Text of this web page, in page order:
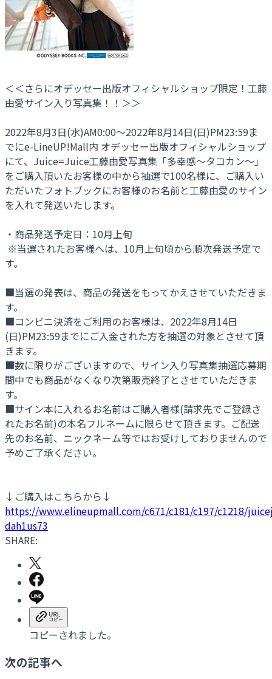
＜＜さらにオデッセー出版オフィシャルショップ限定！工藤
由愛サイン入り写真集！！＞＞
2022年8月3日(水)AM0:00～2022年8月14日(日)PM23:59ま
でにe-LineUP!Mall内 オデッセー出版オフィシャルショップ
にて、Juice=Juice工藤由愛写真集「多幸感～タコカン～」
をご購入頂いたお客様の中から抽選で100名様に、ご購入い
ただいたフォトブックにお客様のお名前と工藤由愛のサイン
を入れて発送いたします。
・商品発送予定日：10月上旬
※当選されたお客様へは、10月上旬頃から順次発送予定で
す。
■当選の発表は、商品の発送をもってかえさせていただきま
す。
■コンビニ決済をご利用のお客様は、2022年8月14日
(日)PM23:59までにご入金された方を抽選の対象とさせて頂
きます。
■数に限りがございますので、サイン入り写真集抽選応募期
間中でも商品がなくなり次第販売終了とさせていただきま
す。
■サイン本に入れるお名前はご購入者様(請求先でご登録さ
れたお名前)の本名フルネームに限らせて頂きます。ご配送
先のお名前、ニックネーム等ではお受けしておりませんので
予めご了承ください。
↓ご購入はこちらから↓
https://www.elineupmall.com/c671/c181/c197/c1218/
dah1us73
SHARE:
コピーされました。
次の記事へ